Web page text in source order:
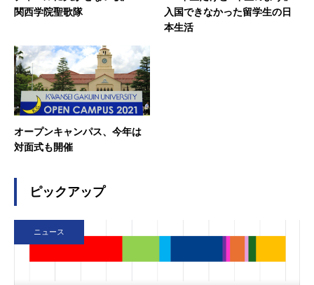
関西学院聖歌隊
入国できなかった留学生の日
本生活
オープンキャンパス、今年は
対面式も開催
ピックアップ
ニュース